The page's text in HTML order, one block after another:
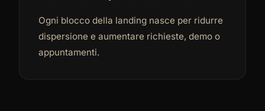
Ogni blocco della landing nasce per ridurre
dispersione e aumentare richieste, demo o
appuntamenti.